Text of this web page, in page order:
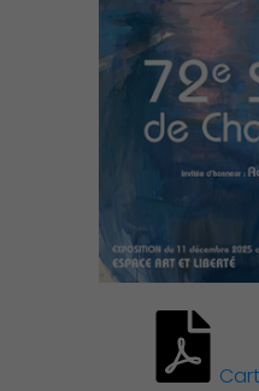
vie